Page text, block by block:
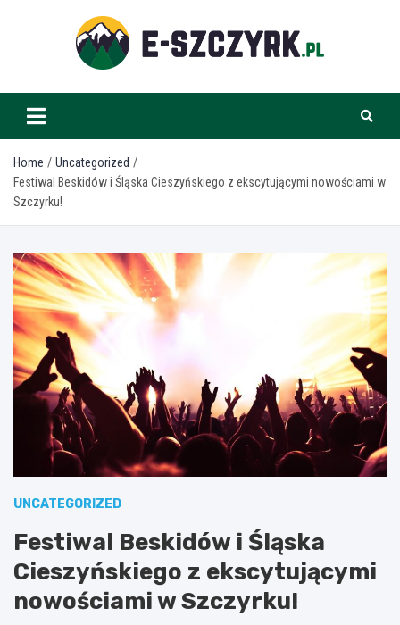
e-szczyrk.pl
Home
Uncategorized
Festiwal Beskidów i Śląska Cieszyńskiego z ekscytującymi nowościami w
Szczyrku!
UNCATEGORIZED
Festiwal Beskidów i Śląska
Cieszyńskiego z ekscytującymi
nowościami w Szczyrku!